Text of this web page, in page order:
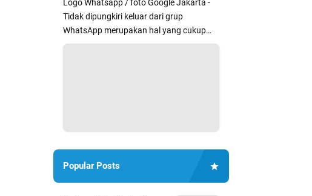
Logo Whatsapp / foto Google Jakarta -
Tidak dipungkiri keluar dari grup
WhatsApp merupakan hal yang cukup
segan dan kurang nyaman bagi sebag...
Popular Posts